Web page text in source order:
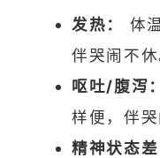
发热：
体
伴哭闹不休
呕吐/腹泻：
样便，伴哭
精神状态差